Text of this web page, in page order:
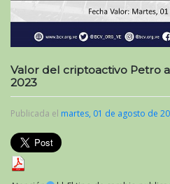
Valor del criptoactivo Petro
2023
Publicada el martes, 01 de agosto de